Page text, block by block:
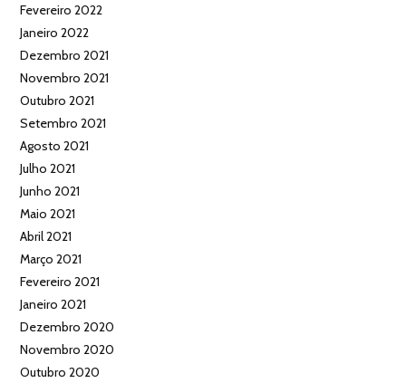
Fevereiro 2022
Janeiro 2022
Dezembro 2021
Novembro 2021
Outubro 2021
Setembro 2021
Agosto 2021
Julho 2021
Junho 2021
Maio 2021
Abril 2021
Março 2021
Fevereiro 2021
Janeiro 2021
Dezembro 2020
Novembro 2020
Outubro 2020